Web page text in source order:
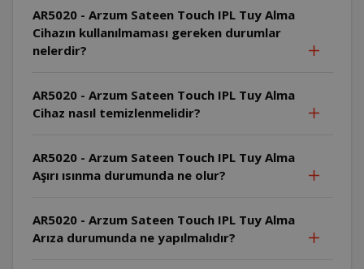
AR5020 - Arzum Sateen Touch IPL Tuy Alma
Cihazın kullanılmaması gereken durumlar
nelerdir?
AR5020 - Arzum Sateen Touch IPL Tuy Alma
Cihaz nasıl temizlenmelidir?
AR5020 - Arzum Sateen Touch IPL Tuy Alma
Aşırı ısınma durumunda ne olur?
AR5020 - Arzum Sateen Touch IPL Tuy Alma
Arıza durumunda ne yapılmalıdır?